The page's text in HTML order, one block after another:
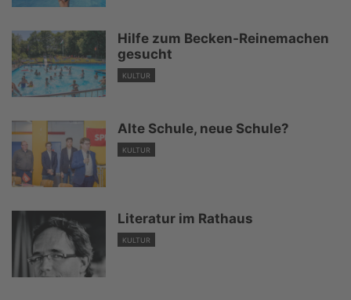
Hilfe zum Becken-Reinemachen
gesucht
KULTUR
Alte Schule, neue Schule?
KULTUR
Literatur im Rathaus
KULTUR